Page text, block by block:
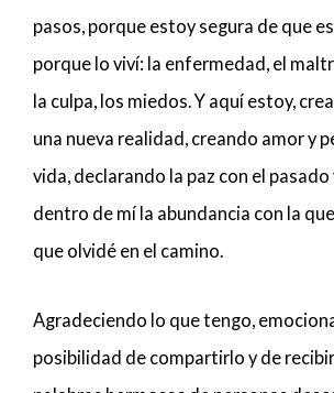
pasos, porque estoy segura de que
porque lo viví: la enfermedad, el
la culpa, los miedos. Y aquí estoy,
una nueva realidad, creando amor y
vida, declarando la paz con el pasado
dentro de mí la abundancia con la
que olvidé en el camino.
Agradeciendo lo que tengo,
posibilidad de compartirlo y de